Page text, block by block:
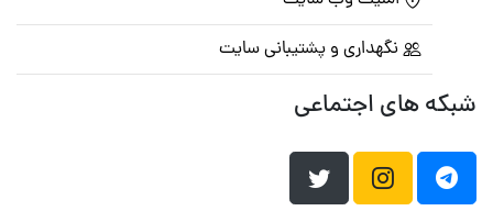
نگهداری و پشتیبانی سایت
شبکه های اجتماعی